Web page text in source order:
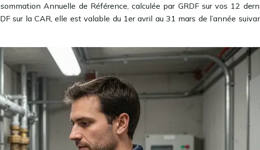
Annuelle de Référence, calculée par GRDF sur vos 12
sur la CAR, elle est valable du 1er avril au 31 mars de l’année